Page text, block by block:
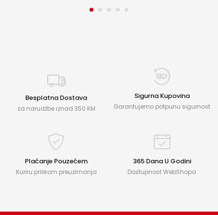
Besplatna Dostava
za narudžbe iznad 350 KM
Sigurna Kupovina
Garantujemo potpunu sigurnost
Plaćanje Pouzećem
Kuriru prilikom preuzimanja
365 Dana U Godini
Dostupnost WebShopa